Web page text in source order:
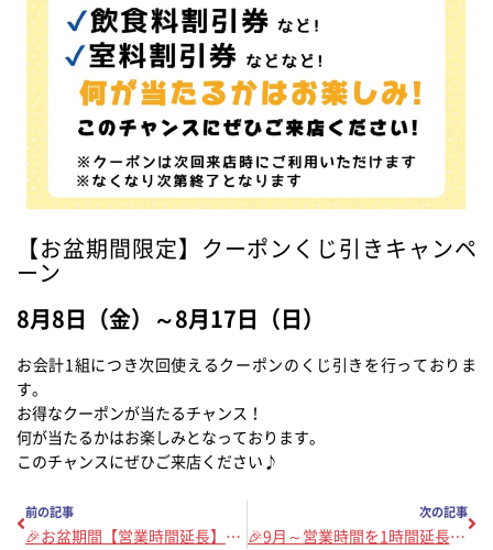
【お盆期間限定】クーポンくじ引きキャンペ
ーン
8月8日（金）～8月17日（日）
お会計1組につき次回使えるクーポンのくじ引きを行っておりま
す。
お得なクーポンが当たるチャンス！
何が当たるかはお楽しみとなっております。
このチャンスにぜひご来店ください♪
前の記事
🎉お盆期間【営業時間延長】のお知らせ🎉
次の記事
🎉9月～営業時間を1時間延長！🎉